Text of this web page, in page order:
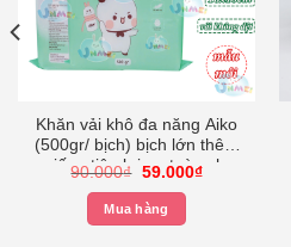
Khăn vải khô đa năng Aiko
(500gr/ bịch) bịch lớn thêm
miếng tiện lợi an toàn cho
90.000₫ Giá
là:
90.000₫.
59.000₫Giá
Mua hàng